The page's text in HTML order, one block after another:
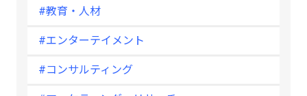
#教育・人材
#エンターテイメント
#コンサルティング